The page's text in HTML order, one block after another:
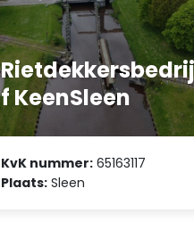
f KeenSleen
KvK nummer: 65163117
Plaats: Sleen